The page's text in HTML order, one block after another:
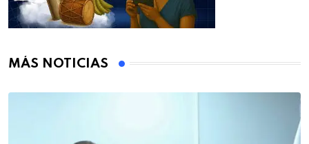
MÁS NOTICIAS